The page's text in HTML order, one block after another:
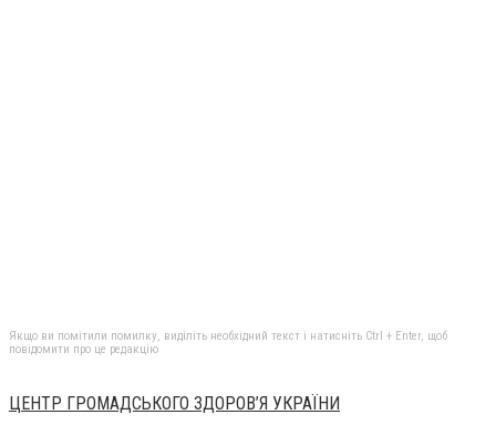
Якщо ви помітили помилку, виділіть необхідний текст і натисніть Ctrl + Enter, щоб
повідомити про це редакцію
ЦЕНТР ГРОМАДСЬКОГО ЗДОРОВ’Я УКРАЇНИ